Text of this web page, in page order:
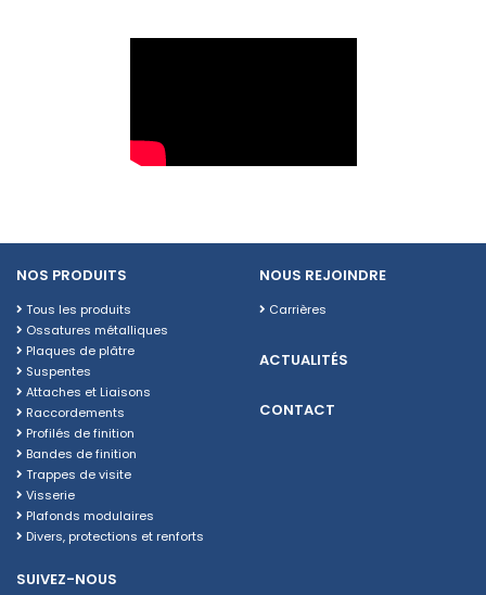
NOS PRODUITS
Tous les produits
Ossatures métalliques
Plaques de plâtre
Suspentes
Attaches et Liaisons
Raccordements
Profilés de finition
Bandes de finition
Trappes de visite
Visserie
Plafonds modulaires
Divers, protections et renforts
NOUS REJOINDRE
Carrières
ACTUALITÉS
CONTACT
SUIVEZ-NOUS